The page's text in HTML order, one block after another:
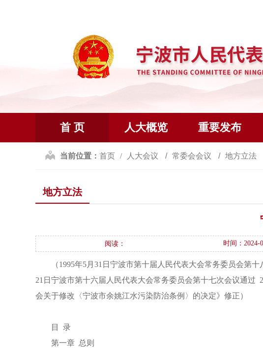
首 页 人大概览 重要发布
当前位置： 首页 人大会议 常委会会议 地方立法
地方立法
阅读： 时间：2024-
（1995年5月31日宁波市第十届人民代表大会常务委员会
21日宁波市第十六届人民代表大会常务委员会第十七次会议通过
会关于修改〈宁波市余姚江水污染防治条例〉的决定》修正）
目 录
第一章 总则